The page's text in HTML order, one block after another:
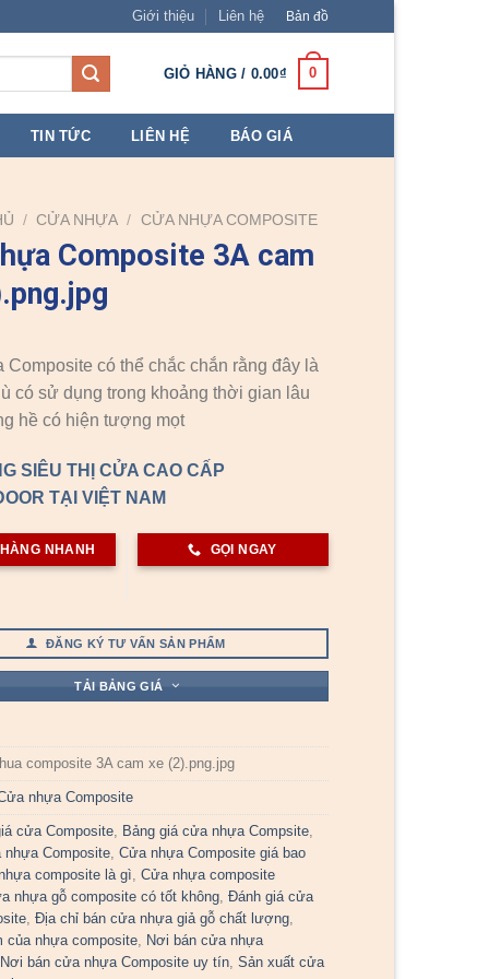
Giới thiệu Liên hệ Bản đồ
GIỎ HÀNG / 0.00₫ 0
TIN TỨC LIÊN HỆ BÁO GIÁ
/ CỬA NHỰA / CỬA NHỰA COMPOSITE
Composite 3A cam
Composite có thể chắc chắn rằng đây là
có sử dụng trong khoảng thời gian lâu
hề có hiện tượng mọt
SIÊU THỊ CỬA CAO CẤP
TẠI VIỆT NAM
NHANH GỌI NGAY
ĐĂNG KÝ TƯ VẤN SẢN PHẨM
TẢI BẢNG GIÁ
composite 3A cam xe (2).png.jpg
nhựa Composite
cửa Composite, Bảng giá cửa nhựa Compsite,
nhựa Composite,Cửa nhựa Composite giá bao
composite là gì,Cửa nhựa composite
nhựa gỗ composite có tốt không,Đánh giá cửa
,Địa chỉ bán cửa nhựa giả gỗ chất lượng,
của nhựa composite, Nơi bán cửa nhựa
Nơi bán cửa nhựa Composite uy tín,Sản xuất cửa